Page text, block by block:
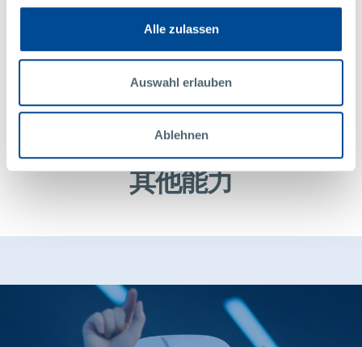
Alle zulassen
Auswahl erlauben
Ablehnen
用于生产测试或设计验证的精细组件。
为目
其他能力